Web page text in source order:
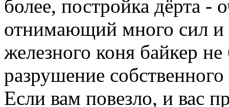
более, постройка дёрта -
отнимающий много сил и
железного коня байкер не
разрушение
Если вам повезло, и вас